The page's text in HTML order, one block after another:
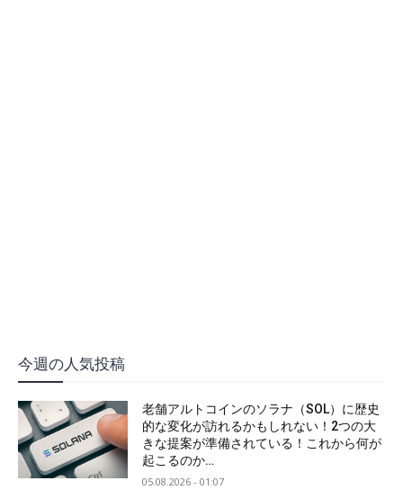
今週の人気投稿
老舗アルトコインのソラナ（SOL）に歴史
的な変化が訪れるかもしれない！2つの大
きな提案が準備されている！これから何が
起こるのか…
05.08.2026 - 01:07